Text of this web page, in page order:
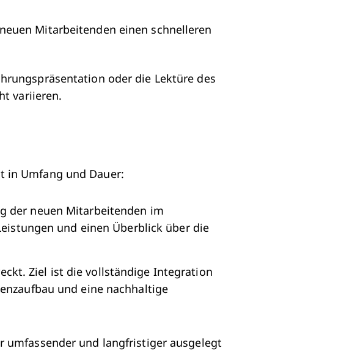
Mitarbeitenden einen schnelleren
oder die Lektüre des
variieren.
in Umfang und Dauer:
der neuen Mitarbeitenden im
und einen Überblick über die
Ziel ist die vollständige Integration
und eine nachhaltige
umfassender und langfristiger ausgelegt